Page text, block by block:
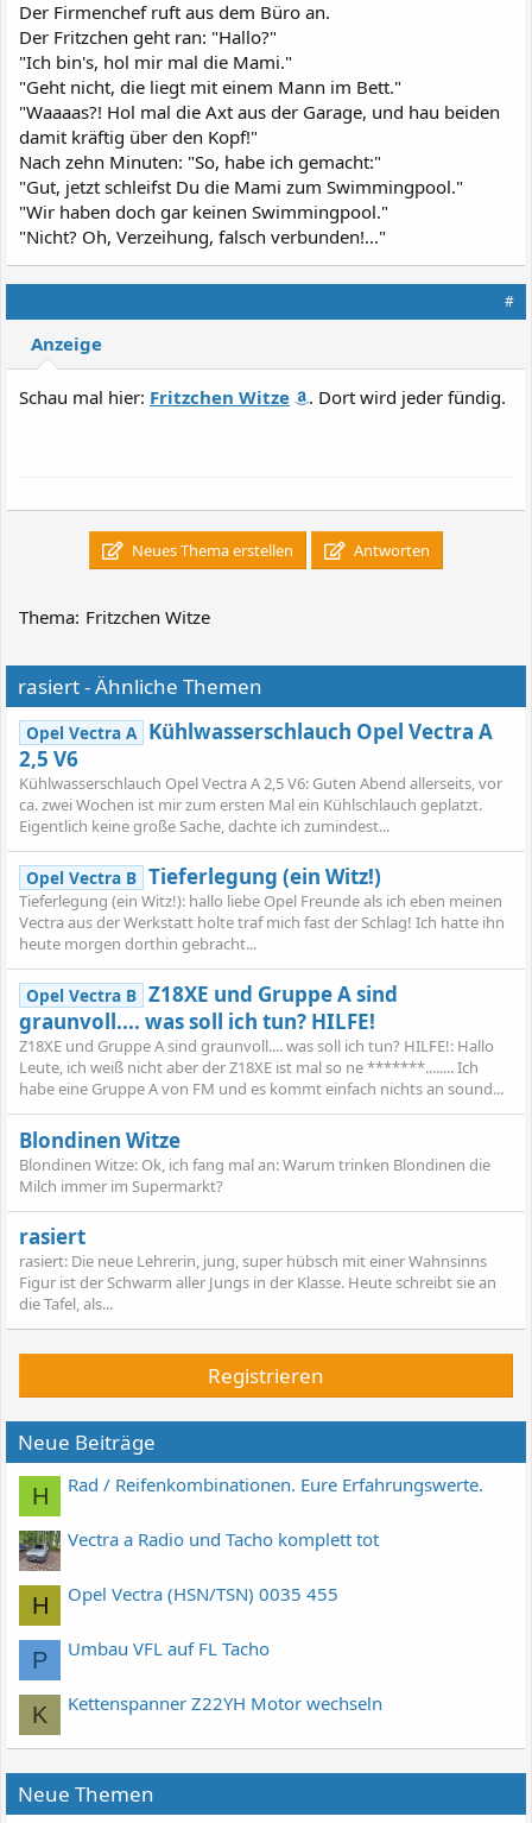
Der Firmenchef ruft aus dem Büro an.
Der Fritzchen geht ran: "Hallo?"
"Ich bin's, hol mir mal die Mami."
"Geht nicht, die liegt mit einem Mann im Bett."
"Waaaas?! Hol mal die Axt aus der Garage, und hau beiden
damit kräftig über den Kopf!"
Nach zehn Minuten: "So, habe ich gemacht:"
"Gut, jetzt schleifst Du die Mami zum Swimmingpool."
"Wir haben doch gar keinen Swimmingpool."
"Nicht? Oh, Verzeihung, falsch verbunden!..."
#
Anzeige
Schau mal hier: Fritzchen Witze . Dort wird jeder fündig.
Neues Thema erstellen Antworten
Thema: Fritzchen Witze
rasiert - Ähnliche Themen
Opel Vectra A Kühlwasserschlauch Opel Vectra A
2,5 V6
Kühlwasserschlauch Opel Vectra A 2,5 V6: Guten Abend allerseits, vor
ca. zwei Wochen ist mir zum ersten Mal ein Kühlschlauch geplatzt.
Eigentlich keine große Sache, dachte ich zumindest...
Opel Vectra B Tieferlegung (ein Witz!)
Tieferlegung (ein Witz!): hallo liebe Opel Freunde als ich eben meinen
Vectra aus der Werkstatt holte traf mich fast der Schlag! Ich hatte ihn
heute morgen dorthin gebracht...
Opel Vectra B Z18XE und Gruppe A sind
graunvoll.... was soll ich tun? HILFE!
Z18XE und Gruppe A sind graunvoll.... was soll ich tun? HILFE!: Hallo
Leute, ich weiß nicht aber der Z18XE ist mal so ne *******........ Ich
habe eine Gruppe A von FM und es kommt einfach nichts an sound...
Blondinen Witze
Blondinen Witze: Ok, ich fang mal an: Warum trinken Blondinen die
Milch immer im Supermarkt?
rasiert
rasiert: Die neue Lehrerin, jung, super hübsch mit einer Wahnsinns
Figur ist der Schwarm aller Jungs in der Klasse. Heute schreibt sie an
die Tafel, als...
Registrieren
Neue Beiträge
H Rad / Reifenkombinationen. Eure Erfahrungswerte.
Vectra a Radio und Tacho komplett tot
H Opel Vectra (HSN/TSN) 0035 455
P Umbau VFL auf FL Tacho
K Kettenspanner Z22YH Motor wechseln
Neue Themen